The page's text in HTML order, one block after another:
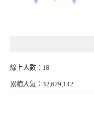
線上人數：18
累積人氣：32,679,142